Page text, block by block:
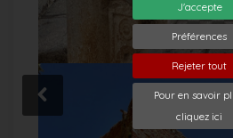
J'accepte
Préférences
Rejeter tout
Pour en savoir
cliquez ici